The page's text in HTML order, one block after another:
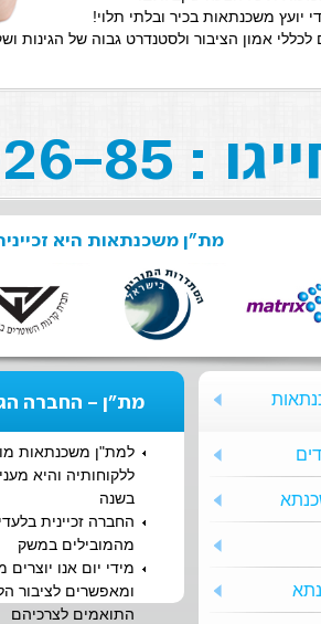
יועץ משכנתאות בכיר ובלתי תלוי!
לכללי אמון הציבור ולסטנדרט גבוה של הגינות
: 073-211-26-85
מת"ן משכנתאות היא
מת"ן - החברה
ללקוחותיה והיא
בשנה
מהמובילים במשק
מידי יום אנו
ומאפשרים לציבור
התואמים לצרכיהם